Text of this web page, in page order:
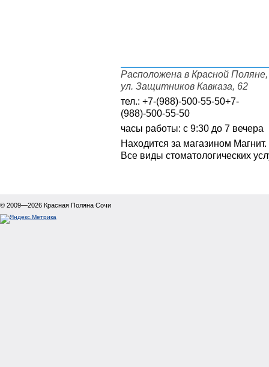
Расположена в Красной Поляне,
ул. Защитников Кавказа, 62
тел.: +7-(988)-500-55-50+7-
(988)-500-55-50
часы работы: с 9:30 до 7 вечера
Находится за магазином Магнит.
Все виды стоматологических
© 2009—2026 Красная Поляна Сочи